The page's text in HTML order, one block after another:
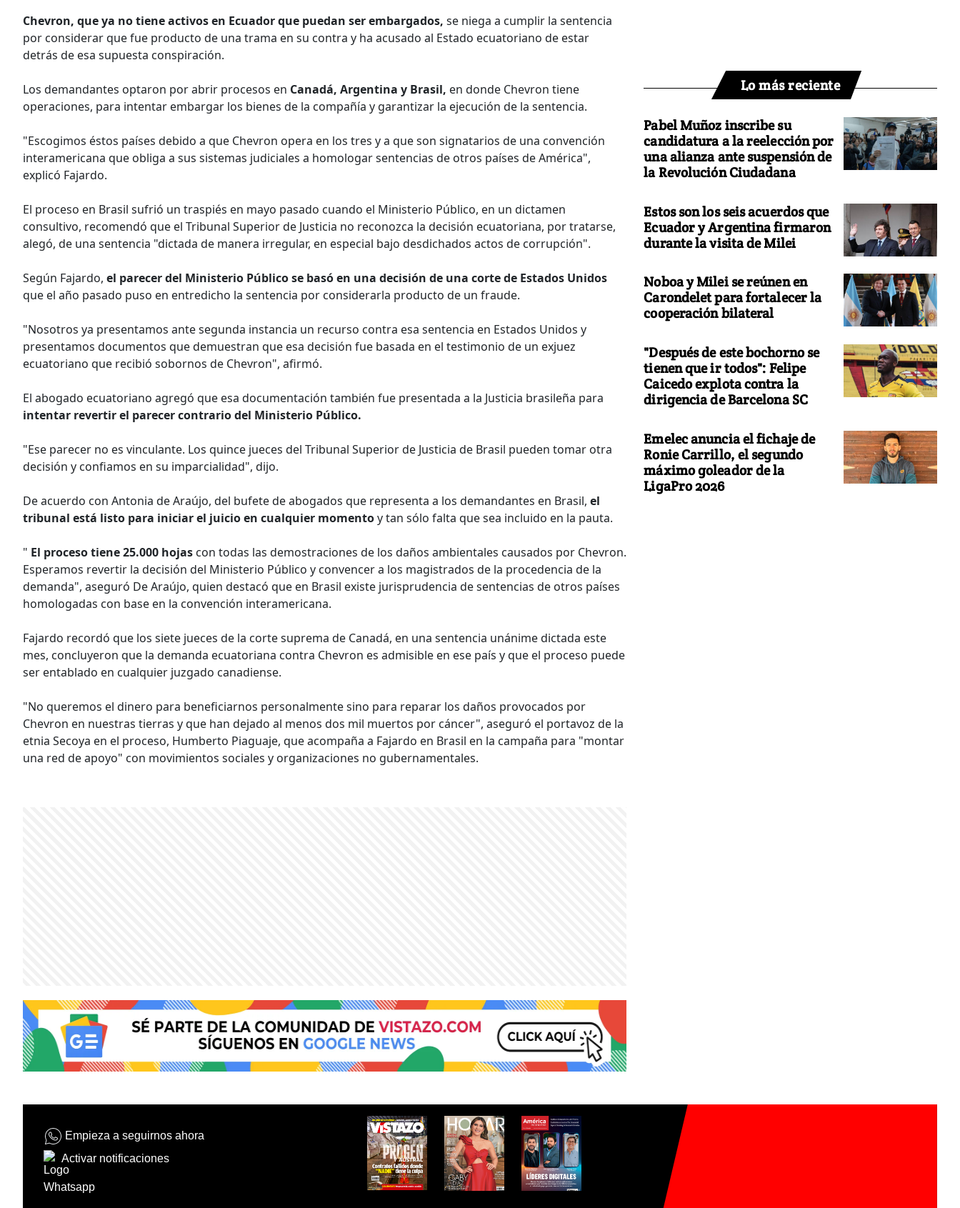
Chevron, que ya no tiene activos en Ecuador que puedan ser embargados, se niega a cumplir la sentencia
por considerar que fue producto de una trama en su contra y ha acusado al Estado ecuatoriano de estar
detrás de esa supuesta conspiración.
Los demandantes optaron por abrir procesos en Canadá, Argentina y Brasil, en donde Chevron tiene
operaciones, para intentar embargar los bienes de la compañía y garantizar la ejecución de la sentencia.
"Escogimos éstos países debido a que Chevron opera en los tres y a que son signatarios de una convención
interamericana que obliga a sus sistemas judiciales a homologar sentencias de otros países de América",
explicó Fajardo.
El proceso en Brasil sufrió un traspiés en mayo pasado cuando el Ministerio Público, en un dictamen
consultivo, recomendó que el Tribunal Superior de Justicia no reconozca la decisión ecuatoriana, por tratarse,
alegó, de una sentencia "dictada de manera irregular, en especial bajo desdichados actos de corrupción".
Según Fajardo, el parecer del Ministerio Público se basó en una decisión de una corte de Estados Unidos
que el año pasado puso en entredicho la sentencia por considerarla producto de un fraude.
"Nosotros ya presentamos ante segunda instancia un recurso contra esa sentencia en Estados Unidos y
presentamos documentos que demuestran que esa decisión fue basada en el testimonio de un exjuez
ecuatoriano que recibió sobornos de Chevron", afirmó.
El abogado ecuatoriano agregó que esa documentación también fue presentada a la Justicia brasileña para
intentar revertir el parecer contrario del Ministerio Público.
"Ese parecer no es vinculante. Los quince jueces del Tribunal Superior de Justicia de Brasil pueden tomar otra
decisión y confiamos en su imparcialidad", dijo.
De acuerdo con Antonia de Araújo, del bufete de abogados que representa a los demandantes en Brasil, el
tribunal está listo para iniciar el juicio en cualquier momentoy tan sólo falta que sea incluido en la pauta.
" El proceso tiene 25.000 hojas con todas las demostraciones de los daños ambientales causados por Chevron.
Esperamos revertir la decisión del Ministerio Público y convencer a los magistrados de la procedencia de la
demanda", aseguró De Araújo, quien destacó que en Brasil existe jurisprudencia de sentencias de otros países
homologadas con base en la convención interamericana.
Fajardo recordó que los siete jueces de la corte suprema de Canadá, en una sentencia unánime dictada este
mes, concluyeron que la demanda ecuatoriana contra Chevron es admisible en ese país y que el proceso puede
ser entablado en cualquier juzgado canadiense.
"No queremos el dinero para beneficiarnos personalmente sino para reparar los daños provocados por
Chevron en nuestras tierras y que han dejado al menos dos mil muertos por cáncer", aseguró el portavoz de la
etnia Secoya en el proceso, Humberto Piaguaje, que acompaña a Fajardo en Brasil en la campaña para "montar
una red de apoyo" con movimientos sociales y organizaciones no gubernamentales.
Lo más reciente
Pabel Muñoz inscribe su
candidatura a la reelección por
una alianza ante suspensión de
la Revolución Ciudadana
Estos son los seis acuerdos que
Ecuador y Argentina firmaron
durante la visita de Milei
Noboa y Milei se reúnen en
Carondelet para fortalecer la
cooperación bilateral
"Después de este bochorno se
tienen que ir todos": Felipe
Caicedo explota contra la
dirigencia de Barcelona SC
Emelec anuncia el fichaje de
Ronie Carrillo, el segundo
máximo goleador de la
LigaPro 2026
Empieza a seguirnos ahora
Activar notificaciones